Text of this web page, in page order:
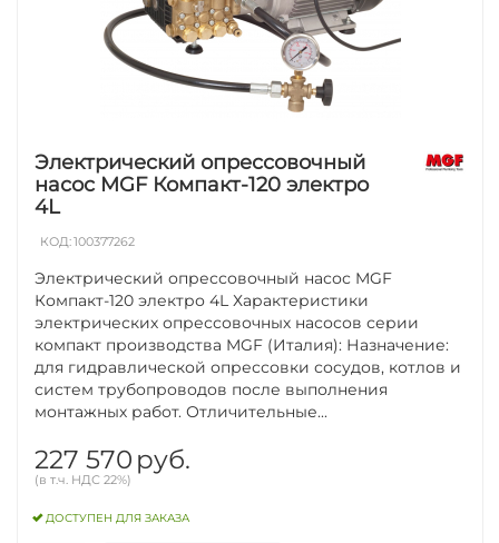
Электрический опрессовочный
насос MGF Компакт-120 электро
4L
КОД:100377262
Электрический опрессовочный насос MGF
Компакт-120 электро 4L Характеристики
электрических опрессовочных насосов серии
компакт производства MGF (Италия): Назначение:
для гидравлической опрессовки сосудов, котлов и
систем трубопроводов после выполнения
монтажных работ. Отличительные...
227 570 руб.
(в т.ч. НДС 22%)
ДОСТУПЕН ДЛЯ ЗАКАЗА